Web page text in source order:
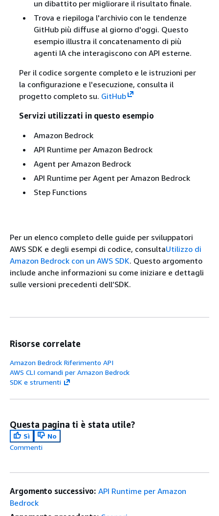
un dibattito per migliorare il risultato finale.
Trova e riepiloga l'archivio con le tendenze
GitHub più diffuse al giorno d'oggi. Questo
esempio illustra il concatenamento di più
agenti IA che interagiscono con API esterne.
Per il codice sorgente completo e le istruzioni per
la configurazione e l'esecuzione, consulta il
progetto completo su. GitHub
Servizi utilizzati in questo esempio
Amazon Bedrock
API Runtime per Amazon Bedrock
Agent per Amazon Bedrock
API Runtime per Agent per Amazon Bedrock
Step Functions
Per un elenco completo delle guide per sviluppatori
AWS SDK e degli esempi di codice, consultaUtilizzo di
Amazon Bedrock con un AWS SDK. Questo argomento
include anche informazioni su come iniziare e dettagli
sulle versioni precedenti dell’SDK.
Risorse correlate
Amazon Bedrock Riferimento API
AWS CLI comandi per Amazon Bedrock
SDK e strumenti
Questa pagina ti è stata utile?
Sì
No
Commenti
Argomento successivo: API Runtime per Amazon
Bedrock